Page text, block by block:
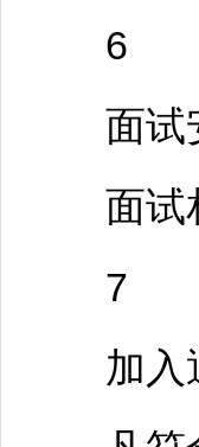
6
面试
面试相
7
加入